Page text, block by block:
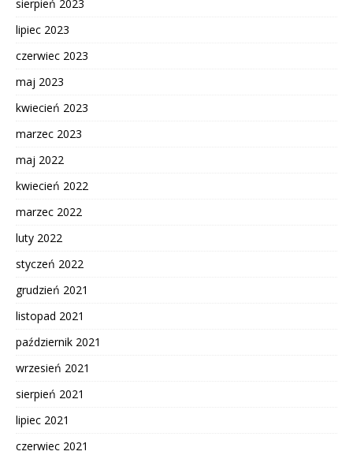
sierpień 2023
lipiec 2023
czerwiec 2023
maj 2023
kwiecień 2023
marzec 2023
maj 2022
kwiecień 2022
marzec 2022
luty 2022
styczeń 2022
grudzień 2021
listopad 2021
październik 2021
wrzesień 2021
sierpień 2021
lipiec 2021
czerwiec 2021